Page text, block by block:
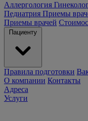
Аллергология
Педиатрия Приемы
Приемы врачей
Пациенту
Правила подготовки
О компании Контакты
Адреса
Услуги